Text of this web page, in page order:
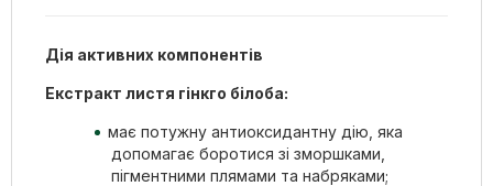
Дія активних компонентів
Екстракт листя гінкго білоба:
має потужну антиоксидантну дію, яка
допомагає боротися зі зморшками,
пігментними плямами та набряками;